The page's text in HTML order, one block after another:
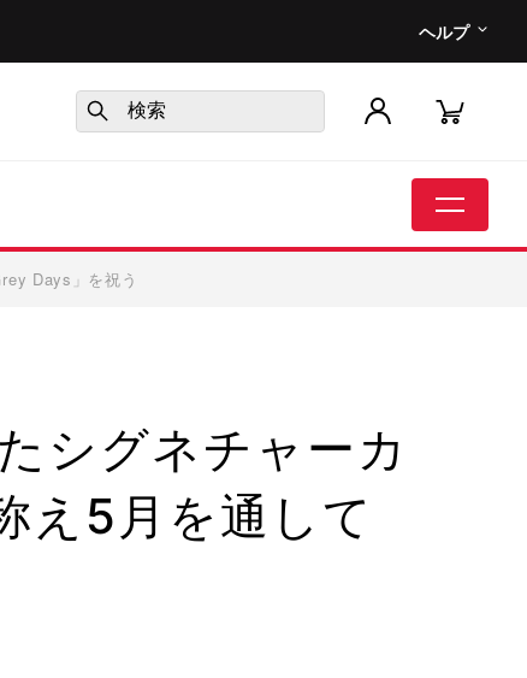
ヘルプ
Days」を祝う
シグネチャーカ
え5月を通して